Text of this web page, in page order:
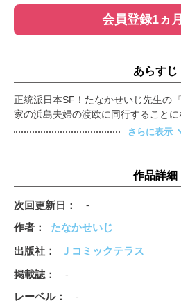
会員登録1ヵ
あらすじ
正統派日本SF！たなかせいじ先生の
家の浜島夫婦の渡欧に同行することに
学させてもらっていたタケルは、荷
さらに表示
作品詳細
次回更新日 -
作者
たなかせいじ
出版社
Ｊコミックテラス
掲載誌
-
レーベル -